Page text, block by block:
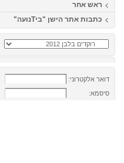
ראש אחר
כתבות אתר הישן "ביTנועה"
דואר אלקטרוני:
סיסמא: